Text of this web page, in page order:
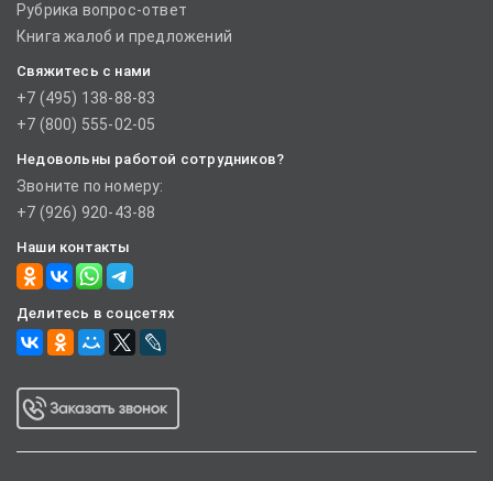
Рубрика вопрос-ответ
Книга жалоб и предложений
Свяжитесь с нами
+7 (495) 138-88-83
+7 (800) 555-02-05
Недовольны работой сотрудников?
Звоните по номеру:
+7 (926) 920-43-88
Наши контакты
Делитесь в соцсетях